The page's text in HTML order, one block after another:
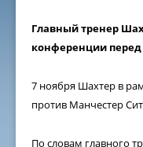
Главный тренер
конференции
7 ноября Шахтер в
против Манчестер
По словам главного